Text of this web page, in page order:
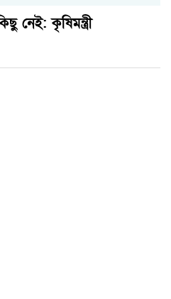
নেই: কৃষিমন্ত্রী